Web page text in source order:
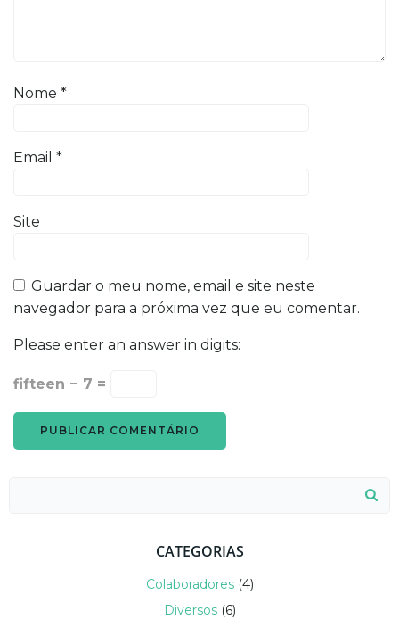
Nome *
Email *
Site
Guardar o meu nome, email e site neste
navegador para a próxima vez que eu comentar.
Please enter an answer in digits:
fifteen − 7 =
CATEGORIAS
Colaboradores(4)
Diversos(6)